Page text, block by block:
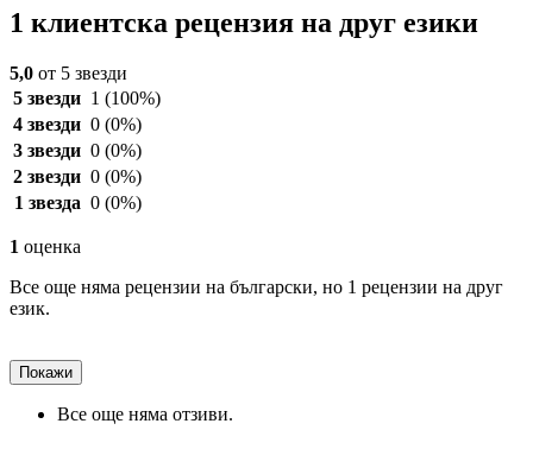
1 клиентска рецензия на друг езики
5,0 от 5 звезди
5 звезди 1 (100%)
4 звезди 0 (0%)
3 звезди 0 (0%)
2 звезди 0 (0%)
1 звезда 0 (0%)
1 оценка
Все още няма рецензии на български, но 1 рецензии на друг
език.
Покажи
Все още няма отзиви.